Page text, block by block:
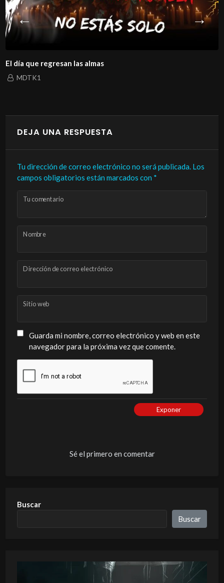
El día que regresan las almas
MDTK1
DEJA UNA RESPUESTA
Tu dirección de correo electrónico no será publicada. Los
campos obligatorios están marcados con *
Tu comentario
Nombre
Dirección de correo electrónico
Sitio web
Guarda mi nombre, correo electrónico y web en este
navegador para la próxima vez que comente.
Exponer
Sé el primero en comentar
Buscar
Buscar